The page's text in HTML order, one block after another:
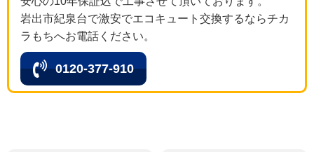
岩出市紀泉台で激安でエコキュート交換するならチカ
ラもちへお電話ください。
0120-377-910